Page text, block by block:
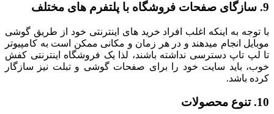
9. سازگای صفحات فروشگاه با پلتفرم های مختلف
با توجه به اینکه اغلب افراد خرید های اینترنتی خود از طریق گوشی
موبایل انجام میدهند و در هر زمان و مکانی ممکن است به کامپیوتر
تا لپ تاپ دسترسی نداشته باشند، لذا یک فروشگاه اینترنتی کفش
خوب، باید سایت خود را برای صفحات گوشی و تبلت نیز سازگار
کرده باشد.
10. تنوع محصولات